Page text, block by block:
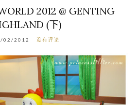
2012 @ GENTING
(下)
02/2012 没有评论